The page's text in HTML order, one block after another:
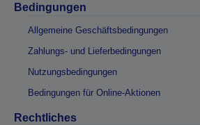
Bedingungen
Allgemeine Geschäftsbedingungen
Zahlungs- und Lieferbedingungen
Nutzungsbedingungen
Bedingungen für Online-Aktionen
Rechtliches